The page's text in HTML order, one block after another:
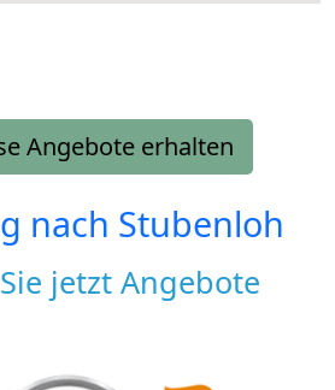
Angebote erhalten
nach Stubenloh
jetzt Angebote